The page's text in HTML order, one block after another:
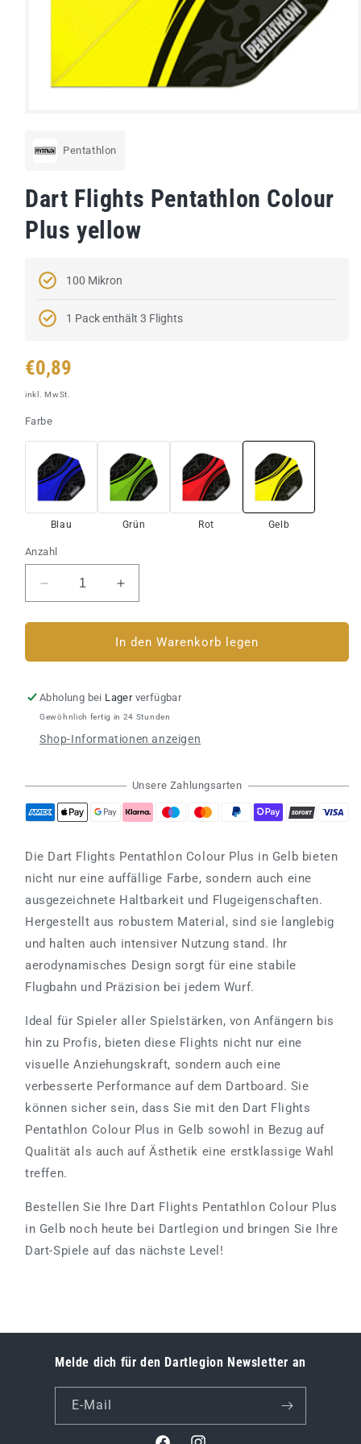
Modal
Pentathlon
Dart Flights Pentathlon Colour
Plus yellow
100 Mikron
1 Pack enthält 3 Flights
Normaler
Preis
€0,89
inkl. MwSt.
Farbe
Blau Grün Rot Gelb
Anzahl
Verringere
die
Menge
Dart
Pentathlon
Colour
yellow
Erhöhe
die
Menge
für
Dart
Pentathlon
Colour
yellow
In den Warenkorb legen
Abholung bei Lagerverfügbar
Gewöhnlich fertig in 24 Stunden
Shop-Informationen anzeigen
Unsere Zahlungsarten
Die Dart Flights Pentathlon Colour Plus in Gelb bieten
nicht nur eine auffällige Farbe, sondern auch eine
ausgezeichnete Haltbarkeit und Flugeigenschaften.
Hergestellt aus robustem Material, sind sie langlebig
und halten auch intensiver Nutzung stand. Ihr
aerodynamisches Design sorgt für eine stabile
Flugbahn und Präzision bei jedem Wurf.
Ideal für Spieler aller Spielstärken, von Anfängern bis
hin zu Profis, bieten diese Flights nicht nur eine
visuelle Anziehungskraft, sondern auch eine
verbesserte Performance auf dem Dartboard. Sie
können sicher sein, dass Sie mit den Dart Flights
Pentathlon Colour Plus in Gelb sowohl in Bezug auf
Qualität als auch auf Ästhetik eine erstklassige Wahl
treffen.
Bestellen Sie Ihre Dart Flights Pentathlon Colour Plus
in Gelb noch heute bei Dartlegion und bringen Sie Ihre
Dart-Spiele auf das nächste Level!
Melde dich für den Dartlegion Newsletter an
E-Mail